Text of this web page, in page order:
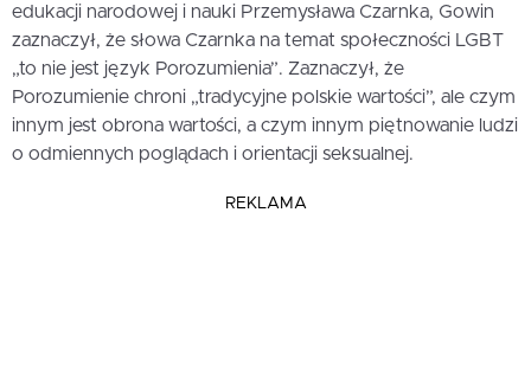
edukacji narodowej i nauki Przemysława Czarnka, Gowin
zaznaczył, że słowa Czarnka na temat społeczności LGBT
„to nie jest język Porozumienia”. Zaznaczył, że
Porozumienie chroni „tradycyjne polskie wartości”, ale czym
innym jest obrona wartości, a czym innym piętnowanie ludzi
o odmiennych poglądach i orientacji seksualnej.
REKLAMA